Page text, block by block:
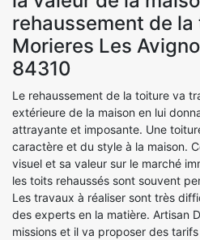
rehaussement de la
Morieres Les
84310
Le rehaussement de la toiture va
extérieure de la maison en lui
attrayante et imposante. Une
caractère et du style à la maison.
visuel et sa valeur sur le marché
les toits rehaussés sont souvent
Les travaux à réaliser sont très
des experts en la matière. Artisan
missions et il va proposer des